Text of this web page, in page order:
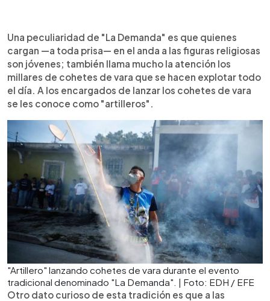
Una peculiaridad de "La Demanda" es que quienes
cargan —a toda prisa— en el anda a las figuras religiosas
son jóvenes; también llama mucho la atención los
millares de cohetes de vara que se hacen explotar todo
el día. A los encargados de lanzar los cohetes de vara
se les conoce como "artilleros".
"Artillero" lanzando cohetes de vara durante el evento
tradicional denominado "La Demanda". | Foto: EDH / EFE
Otro dato curioso de esta tradición es que a las